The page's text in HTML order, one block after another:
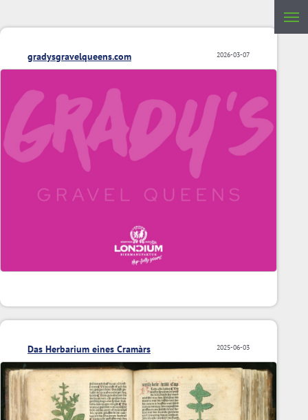
2026-03-07
gradysgravelqueens.com
2025-06-03
Das Herbarium eines Cramàrs